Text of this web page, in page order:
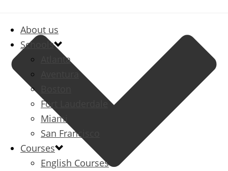
About us
Schools
Atlanta
Aventura
Fort Lauderdale
Miami
San Francisco
Courses
English Courses